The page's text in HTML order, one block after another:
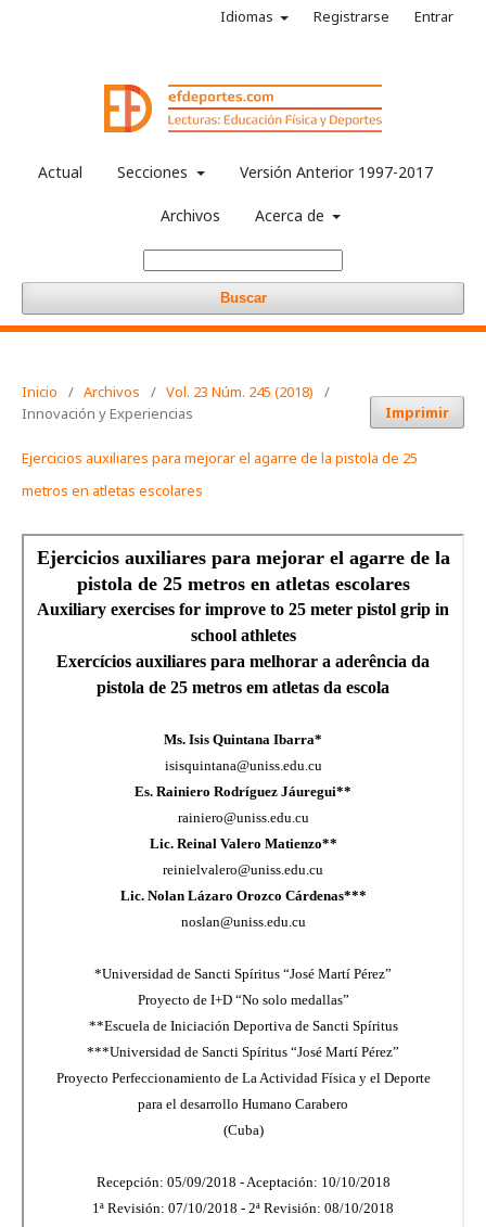
Actual Secciones Versión Anterior 1997-2017
Archivos Acerca de
Buscar
Idiomas Registrarse Entrar
Inicio / Archivos / Vol. 23 Núm. 245 (2018)
/
Innovación y Experiencias
Imprimir
Ejercicios auxiliares para mejorar el agarre de la pistola de 25
metros en atletas escolares